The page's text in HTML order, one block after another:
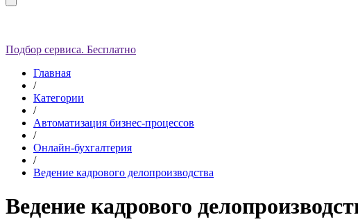
Подбор сервиса. Бесплатно
Главная
/
Категории
/
Автоматизация бизнес-процессов
/
Онлайн-бухгалтерия
/
Ведение кадрового делопроизводства
Ведение кадрового